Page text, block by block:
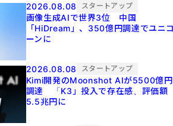
2026.08.08 スタートアップ
画像生成AIで世界3位 中国
「HiDream」、350億円調達でユニ
ーンに
2026.08.08 スタートアップ
Kimi開発のMoonshot AIが5500億円
調達 「K3」投入で存在感、評価額
5.5兆円に